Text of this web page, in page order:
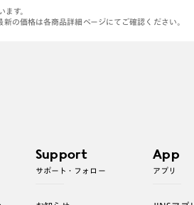
す。
の価格は各商品詳細ページにてご確認ください。
Support
サポート・フォロー
App
アプリ